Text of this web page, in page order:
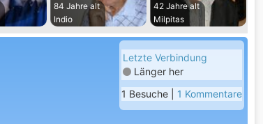
84 Jahre alt
Indio
42 Jahre alt
Milpitas
Letzte Verbindung
Länger her
1 Besuche | 1 Kommentare